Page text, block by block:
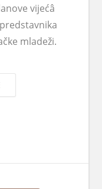
vijećâ
mladeži.